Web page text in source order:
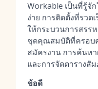
Workable เป็นที่รู้จั
ง่าย การติดตั้งที่รวด
ให้กระบวนการสรร
ชุดคุณสมบัติที่ครอบ
สมัครงาน การค้นห
และการจัดตารางสั
ข้อดี